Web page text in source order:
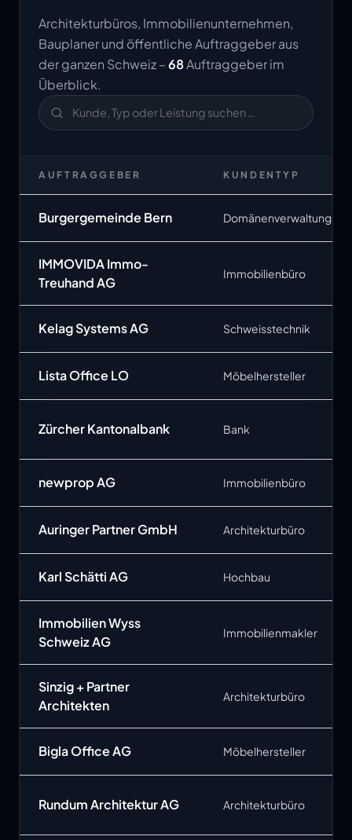
Architekturbüros, Immobilienunternehmen,
Bauplaner und öffentliche Auftraggeber aus
der ganzen Schweiz –68Auftraggeber im
Überblick.
AUFTRAGGEBER KUNDENTYP
Burgergemeinde Bern Domänenverwaltung
IMMOVIDA Immo-
Treuhand AG
Immobilienbüro
Kelag Systems AG Schweisstechnik
Lista Office LO Möbelhersteller
Zürcher Kantonalbank Bank
newprop AG Immobilienbüro
Auringer Partner GmbH Architekturbüro
Karl Schätti AG Hochbau
Immobilien Wyss
Schweiz AG
Immobilienmakler
Sinzig + Partner
Architekten
Architekturbüro
Bigla Office AG Möbelhersteller
Rundum Architektur AG Architekturbüro